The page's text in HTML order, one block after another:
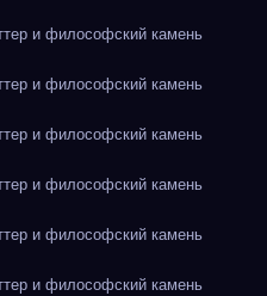
и философский камень
и философский камень
и философский камень
и философский камень
и философский камень
и философский камень